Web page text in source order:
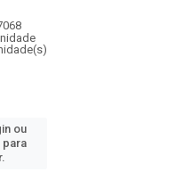
ou